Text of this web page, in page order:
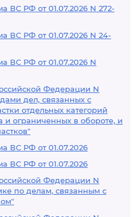
ВС РФ от 01.07.2026 N 272-
ВС РФ от 01.07.2026 N 24-
ВС РФ от 01.07.2026 N
Федерации N
дел, связанных с
отдельных категорий
и ограниченных в обороте, и
ВС РФ от 01.07.2026
ВС РФ от 01.07.2026
Федерации N
по делам, связанным с